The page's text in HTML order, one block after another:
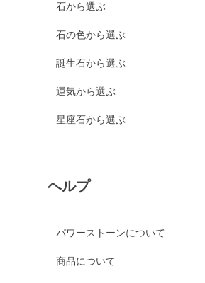
石から選ぶ
石の色から選ぶ
誕生石から選ぶ
運気から選ぶ
星座石から選ぶ
ヘルプ
パワーストーンについて
商品について